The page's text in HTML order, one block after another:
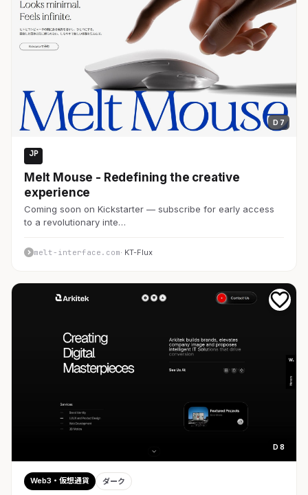
D 7
JP
Melt Mouse - Redefining the creative
experience
Coming soon on Kickstarter — subscribe for early access
to a revolutionary inte…
melt-interface.com· KT-Flux
D 8
Web3・仮想通貨 ダーク